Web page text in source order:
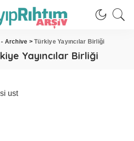
- Archive >Türkiye Yayıncılar Birliği
Yayıncılar Birliği